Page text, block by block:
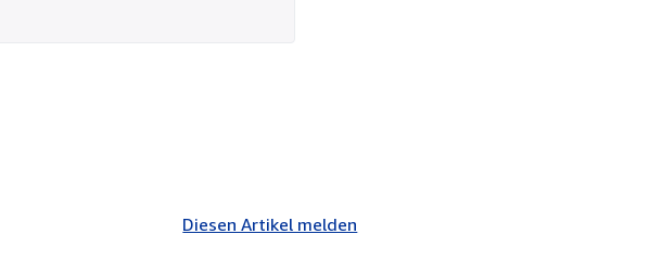
Diesen Artikel melden